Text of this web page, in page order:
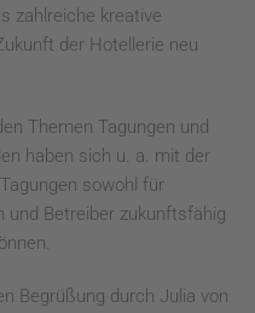
zahlreiche kreative
der Hotellerie neu
Themen Tagungen und
haben sich u. a. mit der
sowohl für
und Betreiber zukunftsfähig
Begrüßung durch Julia von